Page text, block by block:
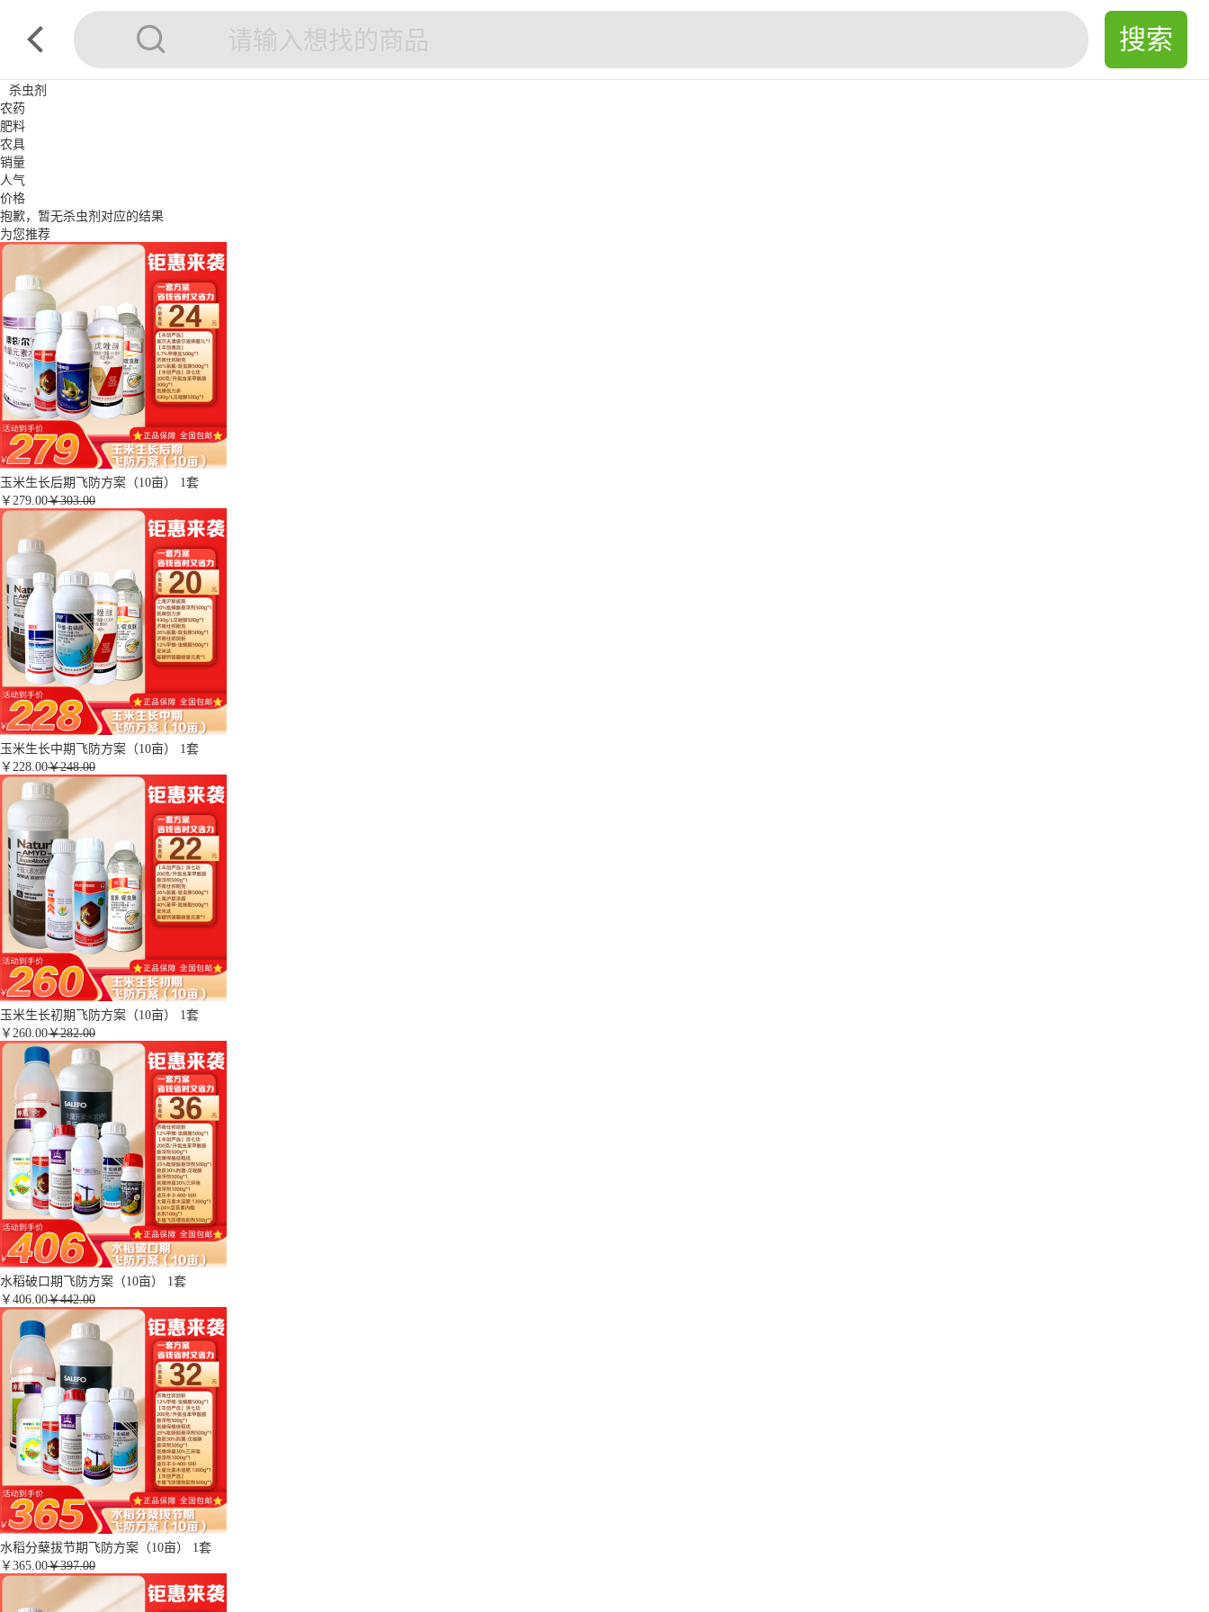
杀虫剂
农药
肥料
农具
销量
人气
价格
抱歉，暂无杀虫剂 对应的结果
为您推荐
玉米生长后期飞防方案（10亩） 1套
￥ 279.00￥303.00
玉米生长中期飞防方案（10亩） 1套
￥ 228.00￥248.00
玉米生长初期飞防方案（10亩） 1套
￥ 260.00￥282.00
水稻破口期飞防方案（10亩） 1套
￥ 406.00￥442.00
水稻分蘖拔节期飞防方案（10亩） 1套
￥ 365.00￥397.00